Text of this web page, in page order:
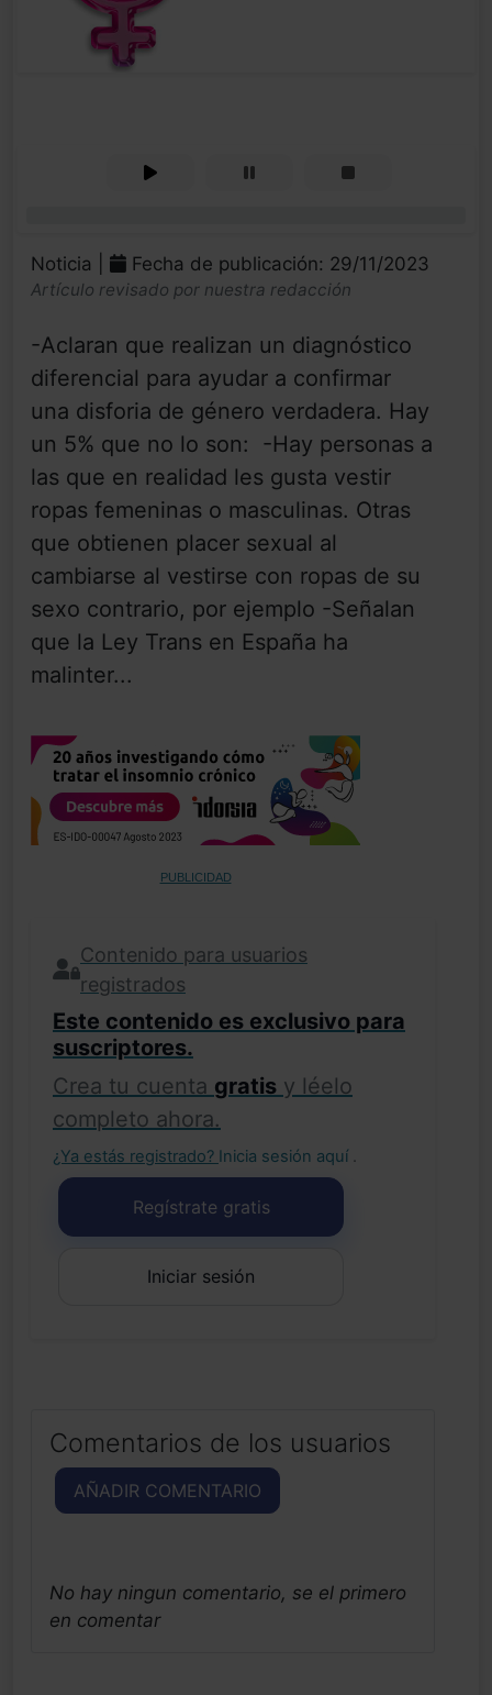
Noticia | Fecha de publicación: 29/11/2023
Artículo revisado por nuestra redacción
-Aclaran que realizan un diagnóstico
diferencial para ayudar a confirmar
una disforia de género verdadera. Hay
un 5% que no lo son: -Hay personas a
las que en realidad les gusta vestir
ropas femeninas o masculinas. Otras
que obtienen placer sexual al
cambiarse al vestirse con ropas de su
sexo contrario, por ejemplo -Señalan
que la Ley Trans en España ha
malinter...
PUBLICIDAD
Contenido para usuarios
registrados
Este contenido es exclusivo para
suscriptores.
Crea tu cuenta gratis y léelo
completo ahora.
¿Ya estás registrado? Inicia sesión aquí .
Regístrate gratis
Iniciar sesión
Comentarios de los usuarios
AÑADIR COMENTARIO
No hay ningun comentario, se el primero
en comentar